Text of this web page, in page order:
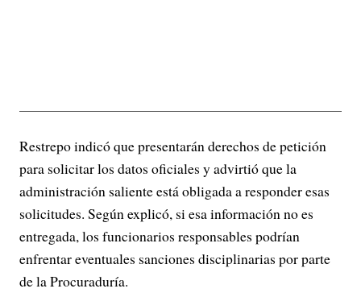
Restrepo indicó que presentarán derechos de petición
para solicitar los datos oficiales y advirtió que la
administración saliente está obligada a responder esas
solicitudes. Según explicó, si esa información no es
entregada, los funcionarios responsables podrían
enfrentar eventuales sanciones disciplinarias por parte
de la Procuraduría.